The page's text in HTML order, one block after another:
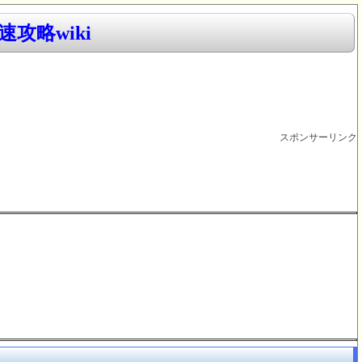
攻略wiki
スポンサーリンク